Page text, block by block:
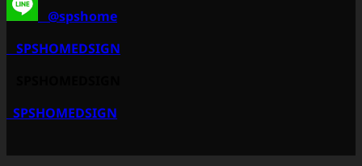
@spshome
SPSHOMEDSIGN
SPSHOMEDSIGN